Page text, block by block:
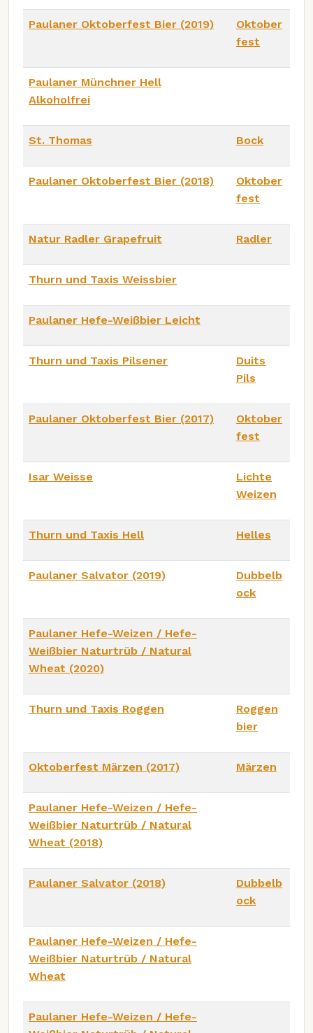
Paulaner Oktoberfest Bier (2019)
Oktober
fest
Paulaner Münchner Hell
Alkoholfrei
St. Thomas Bock
Paulaner Oktoberfest Bier (2018)
Oktober
fest
Natur Radler Grapefruit Radler
Thurn und Taxis Weissbier
Paulaner Hefe-Weißbier Leicht
Thurn und Taxis Pilsener
Duits
Pils
Paulaner Oktoberfest Bier (2017)
Oktober
fest
Isar Weisse
Lichte
Weizen
Thurn und Taxis Hell Helles
Paulaner Salvator (2019)
Dubbelb
ock
Paulaner Hefe-Weizen / Hefe-
Weißbier Naturtrüb / Natural
Wheat (2020)
Thurn und Taxis Roggen
Roggen
bier
Oktoberfest Märzen (2017) Märzen
Paulaner Hefe-Weizen / Hefe-
Weißbier Naturtrüb / Natural
Wheat (2018)
Paulaner Salvator (2018)
Dubbelb
ock
Paulaner Hefe-Weizen / Hefe-
Weißbier Naturtrüb / Natural
Wheat
Paulaner Hefe-Weizen / Hefe-